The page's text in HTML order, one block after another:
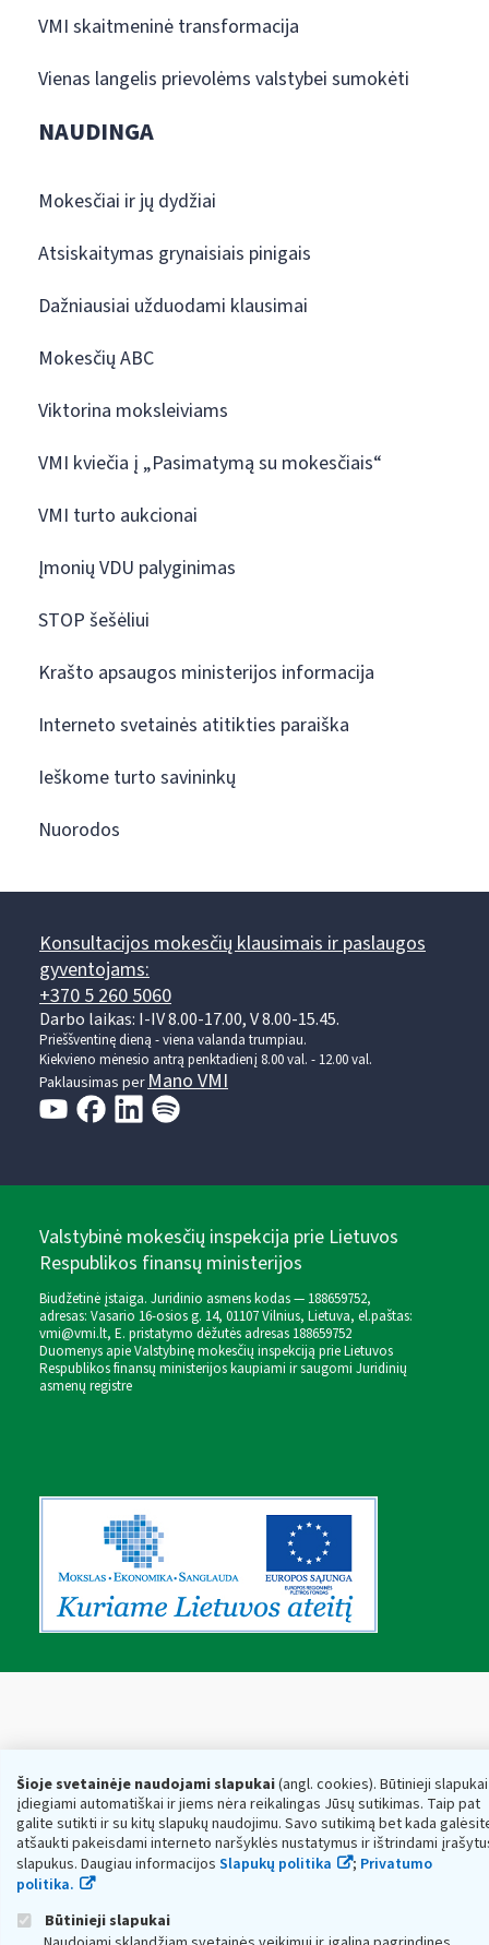
Šioje svetainėje naudojami slapukai(angl. cookies). Būtinieji slapukai
įdiegiami automatiškai ir jiems nėra reikalingas Jūsų sutikimas. Taip pat
galite sutikti ir su kitų slapukų naudojimu. Savo sutikimą bet kada
atšaukti pakeisdami interneto naršyklės nustatymus ir ištrindami
slapukus. Daugiau informacijos Slapukų politika ; Privatumo
politika.
Būtinieji slapukai
VMI skaitmeninė transformacija
Vienas langelis prievolėms valstybei sumokėti
NAUDINGA
Mokesčiai ir jų dydžiai
Atsiskaitymas grynaisiais pinigais
Dažniausiai užduodami klausimai
Mokesčių ABC
Viktorina moksleiviams
VMI kviečia į „Pasimatymą su mokesčiais“
VMI turto aukcionai
Įmonių VDU palyginimas
STOP šešėliui
Krašto apsaugos ministerijos informacija
Interneto svetainės atitikties paraiška
Ieškome turto savininkų
Nuorodos
Konsultacijos mokesčių klausimais ir paslaugos
gyventojams:
+370 5 260 5060
Darbo laikas: I-IV 8.00-17.00, V 8.00-15.45.
Prieššventinę dieną - viena valanda trumpiau.
Kiekvieno mėnesio antrą penktadienį 8.00 val. - 12.00 val.
Paklausimas per Mano VMI
Valstybinė mokesčių inspekcija prie Lietuvos
Respublikos finansų ministerijos
Biudžetinė įstaiga. Juridinio asmens kodas — 188659752,
adresas: Vasario 16-osios g. 14, 01107 Vilnius, Lietuva, el.paštas:
vmi@vmi.lt, E. pristatymo dėžutės adresas 188659752
Duomenys apie Valstybinę mokesčių inspekciją prie Lietuvos
Respublikos finansų ministerijos kaupiami ir saugomi Juridinių
asmenų registre